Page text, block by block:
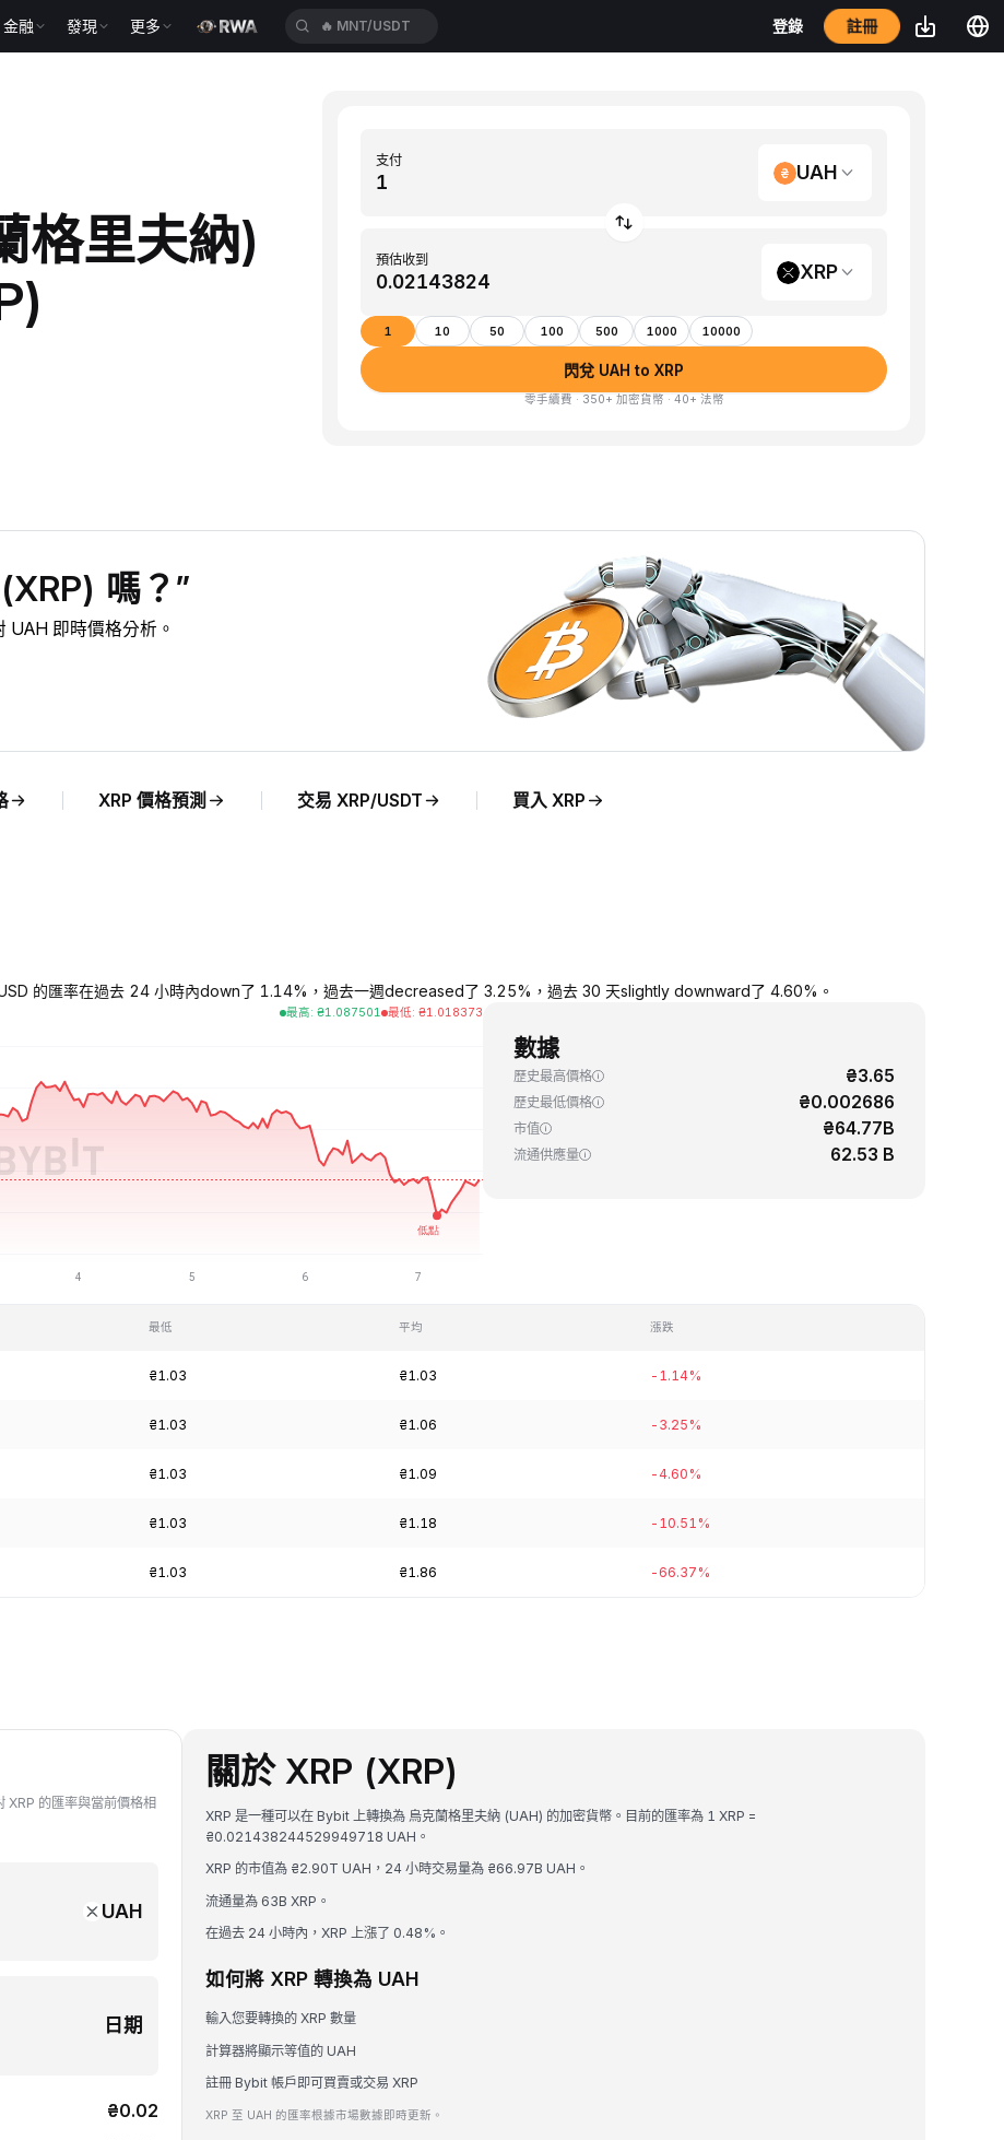
金融 發現 更多 🔥 MNT/USDT 登錄 註冊
格里夫納)
支付
UAH
預估收到
XRP
1 10 50 100 500 1000 10000
閃兌 UAH to XRP
零手續費 · 350+ 加密貨幣 · 40+ 法幣
嗎？”
UAH 即時價格分析。
XRP 價格預測 交易 XRP/USDT 買入 XRP
的匯率在過去 24 小時內down了 1.14%，過去一週decreased了 3.25%，過去 30 天slightly downward了 4.60%。
最高: ₴1.087501 最低: ₴1.018373
數據
歷史最高價格 ₴3.65
歷史最低價格 ₴0.002686
市值 ₴64.77B
流通供應量 62.53 B
最低 平均 漲跌
₴1.03 ₴1.03 -1.14%
₴1.03 ₴1.06 -3.25%
₴1.03 ₴1.09 -4.60%
₴1.03 ₴1.18 -10.51%
₴1.03 ₴1.86 -66.37%
XRP 的匯率與當前價格相
UAH
日期
₴0.02
關於 XRP (XRP)
XRP 是一種可以在 Bybit 上轉換為 烏克蘭格里夫納 (UAH) 的加密貨幣。目前的匯率為 1 XRP =
₴0.021438244529949718 UAH。
XRP 的市值為 ₴2.90T UAH，24 小時交易量為 ₴66.97B UAH。
流通量為 63B XRP。
在過去 24 小時內，XRP 上漲了 0.48%。
如何將 XRP 轉換為 UAH
輸入您要轉換的 XRP 數量
計算器將顯示等值的 UAH
註冊 Bybit 帳戶即可買賣或交易 XRP
XRP 至 UAH 的匯率根據市場數據即時更新。